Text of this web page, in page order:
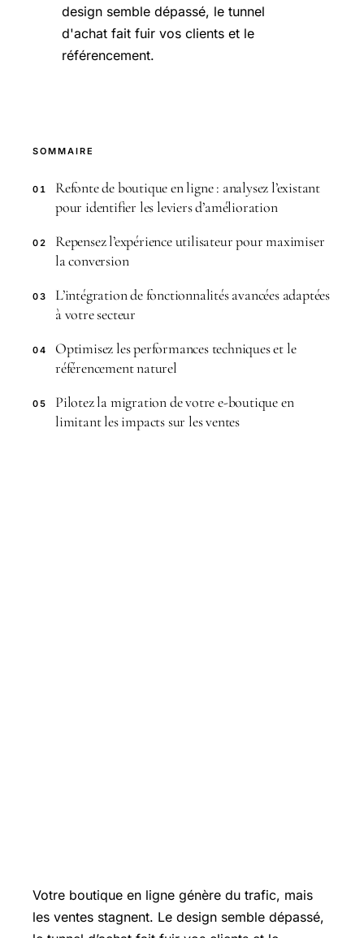
design semble dépassé, le tunnel
d'achat fait fuir vos clients et le
référencement.
SOMMAIRE
01
Refonte de boutique en ligne : analysez l’existant
pour identifier les leviers d’amélioration
02
Repensez l’expérience utilisateur pour maximiser
la conversion
03
L’intégration de fonctionnalités avancées adaptées
à votre secteur
04
Optimisez les performances techniques et le
référencement naturel
05
Pilotez la migration de votre e-boutique en
limitant les impacts sur les ventes
Votre boutique en ligne génère du trafic, mais
les ventes stagnent. Le design semble dépassé,